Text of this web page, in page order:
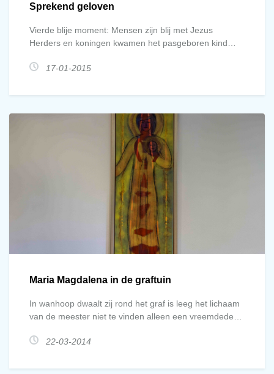
Sprekend geloven
Vierde blije moment: Mensen zijn blij met Jezus
Herders en koningen kwamen het pasgeboren kind
rond dit bijzondere kind. Het draagt een geheim van
Hoe zal het worden? Zal het zich kunnen ontplooien tot
17-01-2015
Maria Magdalena in de graftuin
In wanhoop dwaalt zij rond het graf is leeg het lichaam
van de meester niet te vinden alleen een vreemdede
gelegd die men het leven nam wil hem dan tenminste
dood is nog altijd dood wendt
22-03-2014